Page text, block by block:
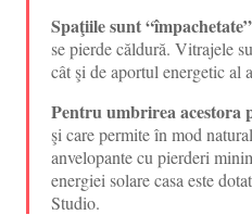
Spaţiile sunt
se pierde căldură. Vitrajele
cât şi de aportul energetic al
Pentru umbrirea acestora
şi care permite în mod
anvelopante cu pierderi
energiei solare casa este
Studio.